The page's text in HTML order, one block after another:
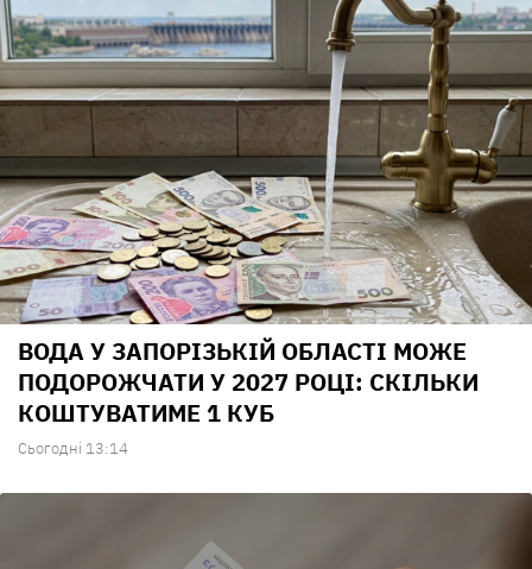
ВОДА У ЗАПОРІЗЬКІЙ ОБЛАСТІ МОЖЕ
ПОДОРОЖЧАТИ У 2027 РОЦІ: СКІЛЬКИ
КОШТУВАТИМЕ 1 КУБ
Сьогодні 13:14